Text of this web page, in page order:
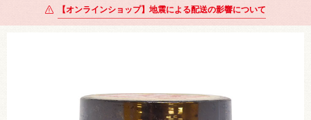
【オンラインショップ】地震による配送の影響について